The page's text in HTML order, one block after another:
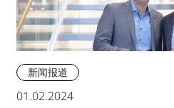
新闻报道
01.02.2024